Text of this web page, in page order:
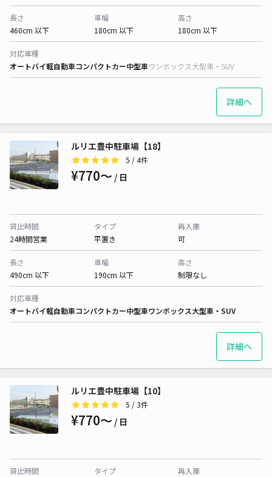
長さ
460cm 以下
車幅
180cm 以下
高さ
180cm 以下
対応車種
オートバイ軽自動車コンパクトカー中型車ワンボックス大型車・SUV
詳細へ
ルリエ豊中駐車場【18】
5 / 4件
¥770〜 / 日
貸出時間
24時間営業
タイプ
平置き
再入庫
可
長さ
490cm 以下
車幅
190cm 以下
高さ
制限なし
対応車種
オートバイ軽自動車コンパクトカー中型車ワンボックス大型車・SUV
詳細へ
ルリエ豊中駐車場【10】
5 / 3件
¥770〜 / 日
貸出時間
タイプ
再入庫